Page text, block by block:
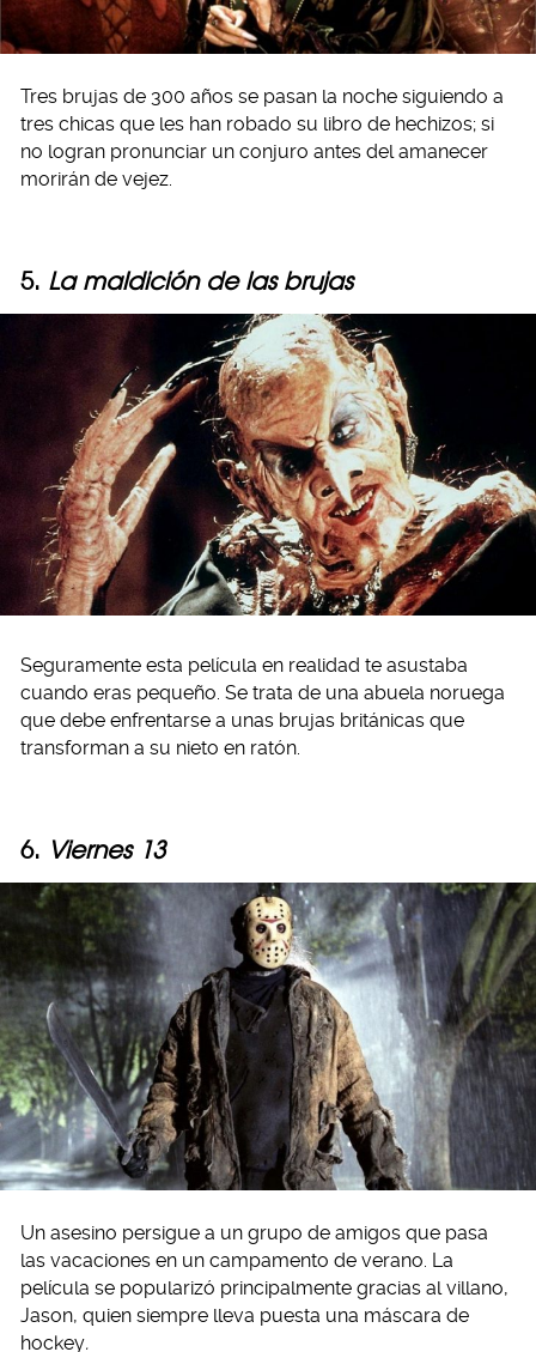
Tres brujas de 300 años se pasan la noche siguiendo a
tres chicas que les han robado su libro de hechizos; si
no logran pronunciar un conjuro antes del amanecer
morirán de vejez.
5. La maldición de las brujas
Seguramente esta película en realidad te asustaba
cuando eras pequeño. Se trata de una abuela noruega
que debe enfrentarse a unas brujas británicas que
transforman a su nieto en ratón.
6. Viernes 13
Un asesino persigue a un grupo de amigos que pasa
las vacaciones en un campamento de verano. La
película se popularizó principalmente gracias al villano,
Jason, quien siempre lleva puesta una máscara de
hockey.